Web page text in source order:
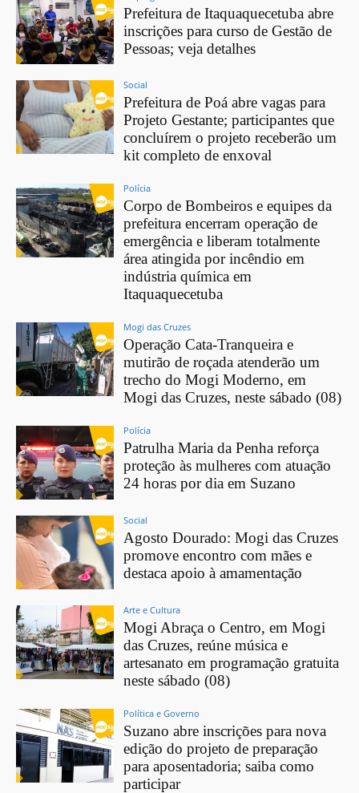
Prefeitura de Itaquaquecetuba abre
inscrições para curso de Gestão de
Pessoas; veja detalhes
Social
Prefeitura de Poá abre vagas para
Projeto Gestante; participantes que
concluírem o projeto receberão um
kit completo de enxoval
Polícia
Corpo de Bombeiros e equipes da
prefeitura encerram operação de
emergência e liberam totalmente
área atingida por incêndio em
indústria química em
Itaquaquecetuba
Mogi das Cruzes
Operação Cata-Tranqueira e
mutirão de roçada atenderão um
trecho do Mogi Moderno, em
Mogi das Cruzes, neste sábado (08)
Polícia
Patrulha Maria da Penha reforça
proteção às mulheres com atuação
24 horas por dia em Suzano
Social
Agosto Dourado: Mogi das Cruzes
promove encontro com mães e
destaca apoio à amamentação
Arte e Cultura
Mogi Abraça o Centro, em Mogi
das Cruzes, reúne música e
artesanato em programação gratuita
neste sábado (08)
Política e Governo
Suzano abre inscrições para nova
edição do projeto de preparação
para aposentadoria; saiba como
participar